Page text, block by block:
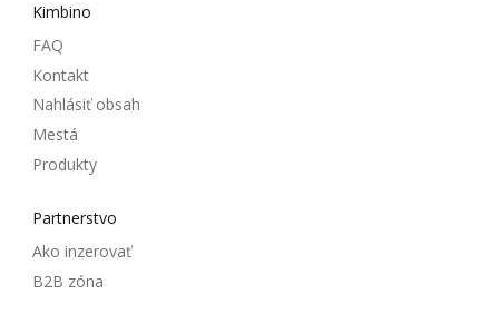
Kimbino
FAQ
Kontakt
Nahlásiť obsah
Mestá
Produkty
Partnerstvo
Ako inzerovať
B2B zóna